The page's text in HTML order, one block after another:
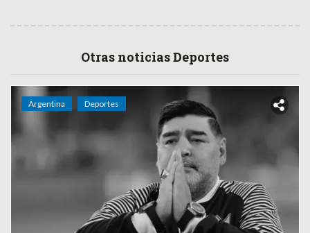
Otras noticias Deportes
Argentina Deportes